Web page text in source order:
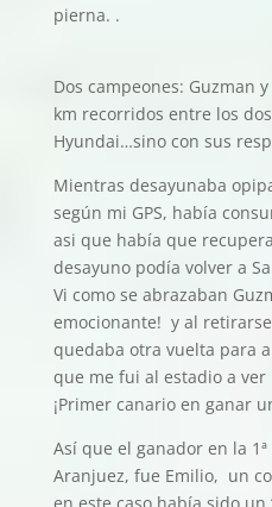
pierna. .
Dos campeones: Guzman
km recorridos entre los
Hyundai…sino con sus
Mientras desayunaba
según mi GPS, había
asi que había que
desayuno podía volver a
Vi como se abrazaban
emocionante! y al
quedaba otra vuelta para
que me fui al estadio a
¡Primer canario en ganar
Así que el ganador en la 1ª
Aranjuez, fue Emilio, un